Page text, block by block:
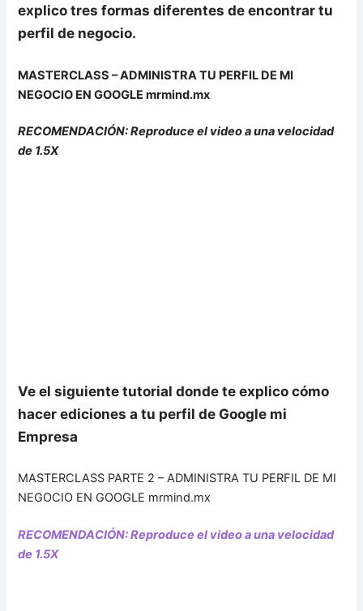
explico tres formas diferentes de encontrar tu
perfil de negocio.
MASTERCLASS – ADMINISTRA TU PERFIL DE MI
NEGOCIO EN GOOGLE mrmind.mx
RECOMENDACIÓN: Reproduce el video a una velocidad
de 1.5X
Ve el siguiente tutorial donde te explico cómo
hacer ediciones a tu perfil de Google mi
Empresa
MASTERCLASS PARTE 2 – ADMINISTRA TU PERFIL DE MI
NEGOCIO EN GOOGLE mrmind.mx
RECOMENDACIÓN: Reproduce el video a una velocidad
de 1.5X